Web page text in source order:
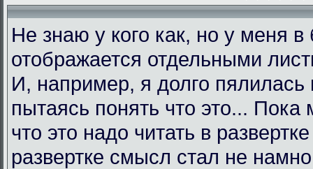
Не знаю у кого как, но у меня в
отображается отдельными
И, например, я долго пялилась
пытаясь понять что это... Пока
что это надо читать в
развертке смысл стал не